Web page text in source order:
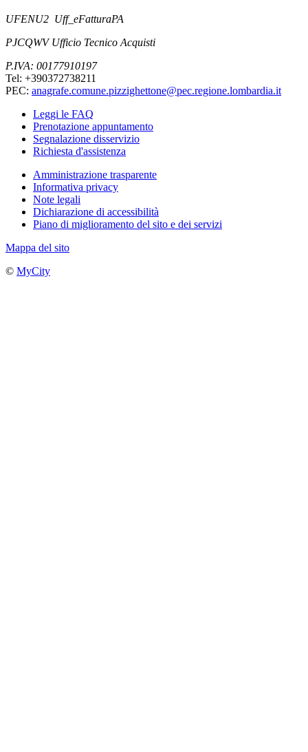
UFENU2 Uff_eFatturaPA
PJCQWV Ufficio Tecnico Acquisti
P.IVA: 00177910197
Tel: +390372738211
PEC: anagrafe.comune.pizzighettone@pec.regione.lombardia.it
Leggi le FAQ
Prenotazione appuntamento
Segnalazione disservizio
Richiesta d'assistenza
Amministrazione trasparente
Informativa privacy
Note legali
Dichiarazione di accessibilità
Piano di miglioramento del sito e dei servizi
Mappa del sito
© MyCity